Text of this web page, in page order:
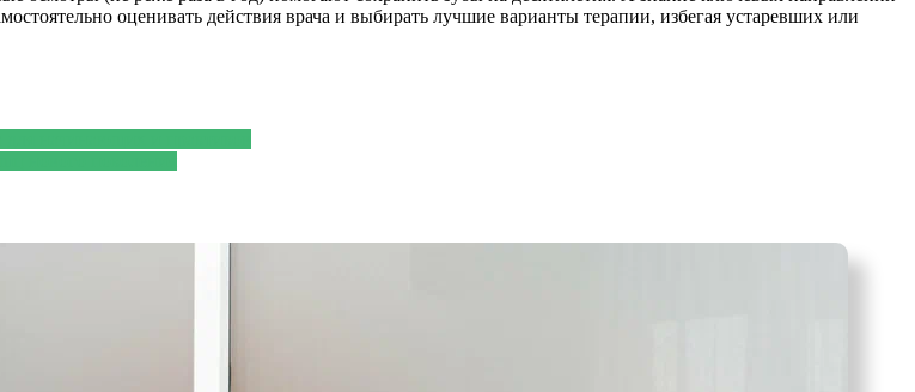
оценивать действия врача и выбирать лучшие варианты терапии, избегая устаревших или